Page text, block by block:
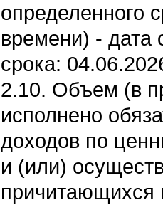
определенного
времени) - дата
срока:
2.10. Объем (в
исполнено
доходов по
и (или)
причитающихся